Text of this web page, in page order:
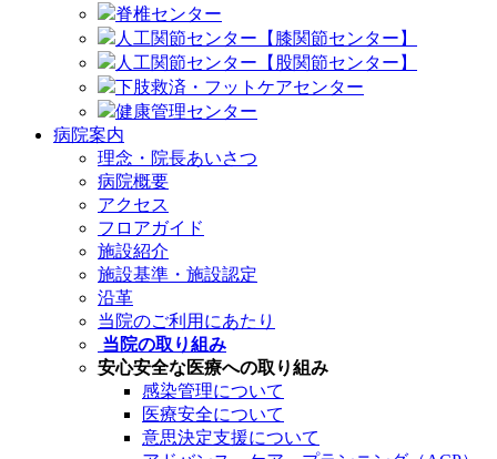
脊椎センター
人工関節センター【膝関節センター】
人工関節センター【股関節センター】
下肢救済・フットケアセンター
健康管理センター
病院案内
理念・院長あいさつ
病院概要
アクセス
フロアガイド
施設紹介
施設基準・施設認定
沿革
当院のご利用にあたり
当院の取り組み
安心安全な医療への取り組み
感染管理について
医療安全について
意思決定支援について